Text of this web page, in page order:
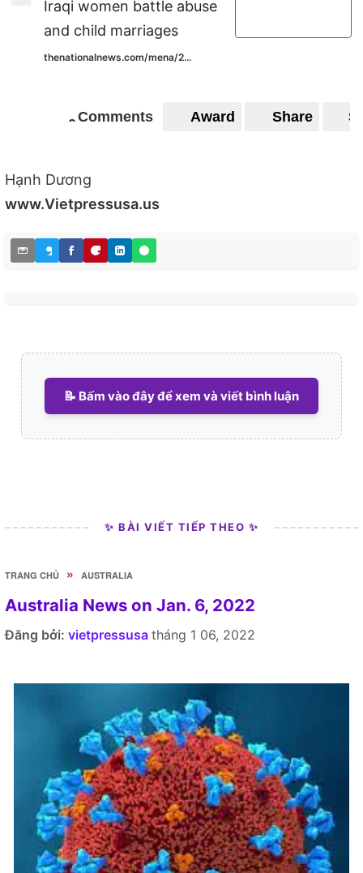
Iraqi women battle abuse
and child marriages
thenationalnews.com/mena/2...
0Comments Award Share
Hạnh Dương
www.Vietpressusa.us
📝 Bấm vào đây để xem và viết bình luận
✨ BÀI VIẾT TIẾP THEO ✨
TRANG CHỦ » AUSTRALIA
Australia News on Jan. 6, 2022
Đăng bởi: vietpressusa tháng 1 06, 2022